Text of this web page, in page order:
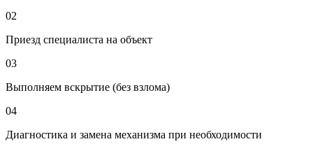
02
Приезд специалиста на объект
03
Выполняем вскрытие (без взлома)
04
Диагностика и замена механизма при необходимости